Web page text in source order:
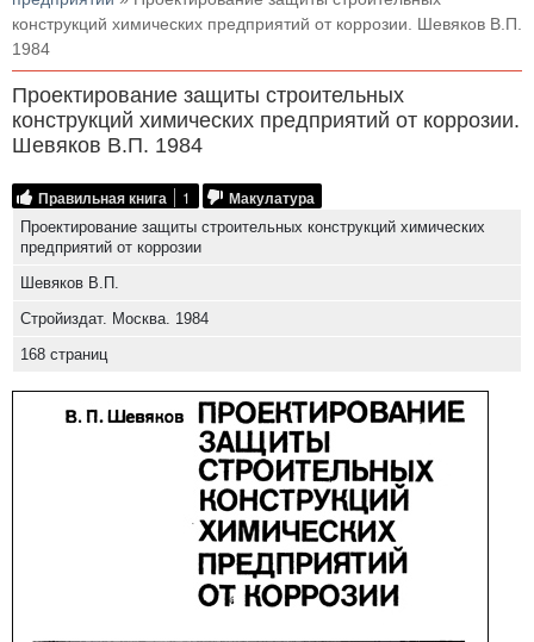
конструкций химических предприятий от коррозии. Шевяков В.П.
1984
Проектирование защиты строительных
конструкций химических предприятий от коррозии.
Шевяков В.П. 1984
Правильная книга 1 Макулатура
Проектирование защиты строительных конструкций химических
предприятий от коррозии
Шевяков В.П.
Стройиздат. Москва. 1984
168 страниц